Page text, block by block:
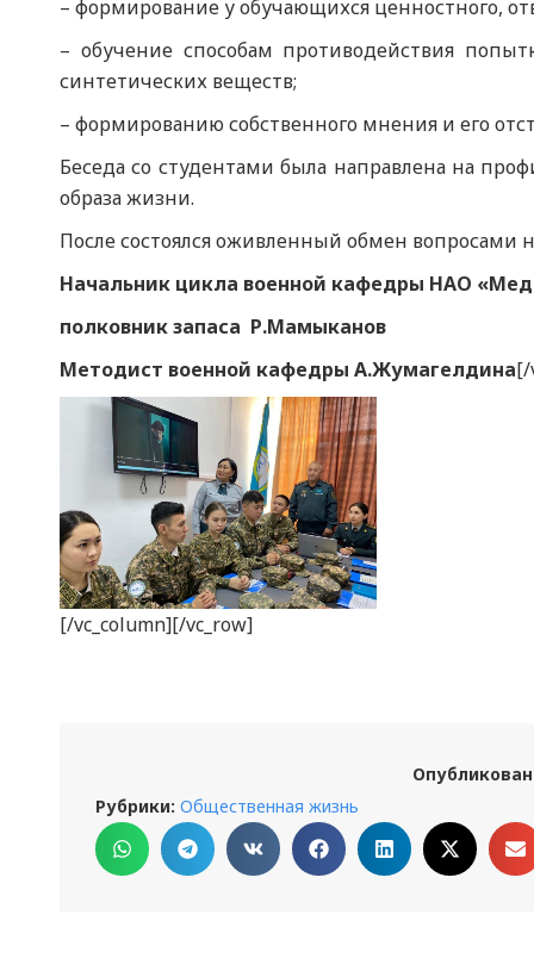
– формирование у обучающихся ценностного,
– обучение способам противодействия
синтетических веществ;
– формированию собственного мнения и его
Беседа со студентами была направлена на
образа жизни.
После состоялся оживленный обмен вопросами
Начальник цикла военной кафедры НАО
полковник запаса Р.Мамыканов
Методист военной кафедры А.Жумагелдина[/
[/vc_column][/vc_row]
Рубрики: Общественная жизнь